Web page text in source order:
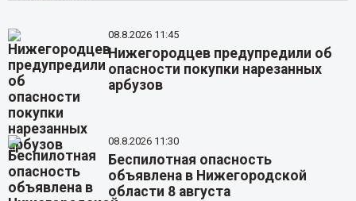
08.8.2026 11:45
Нижегородцев предупредили об
опасности покупки нарезанных
арбузов
08.8.2026 11:30
Беспилотная опасность
объявлена в Нижегородской
области 8 августа